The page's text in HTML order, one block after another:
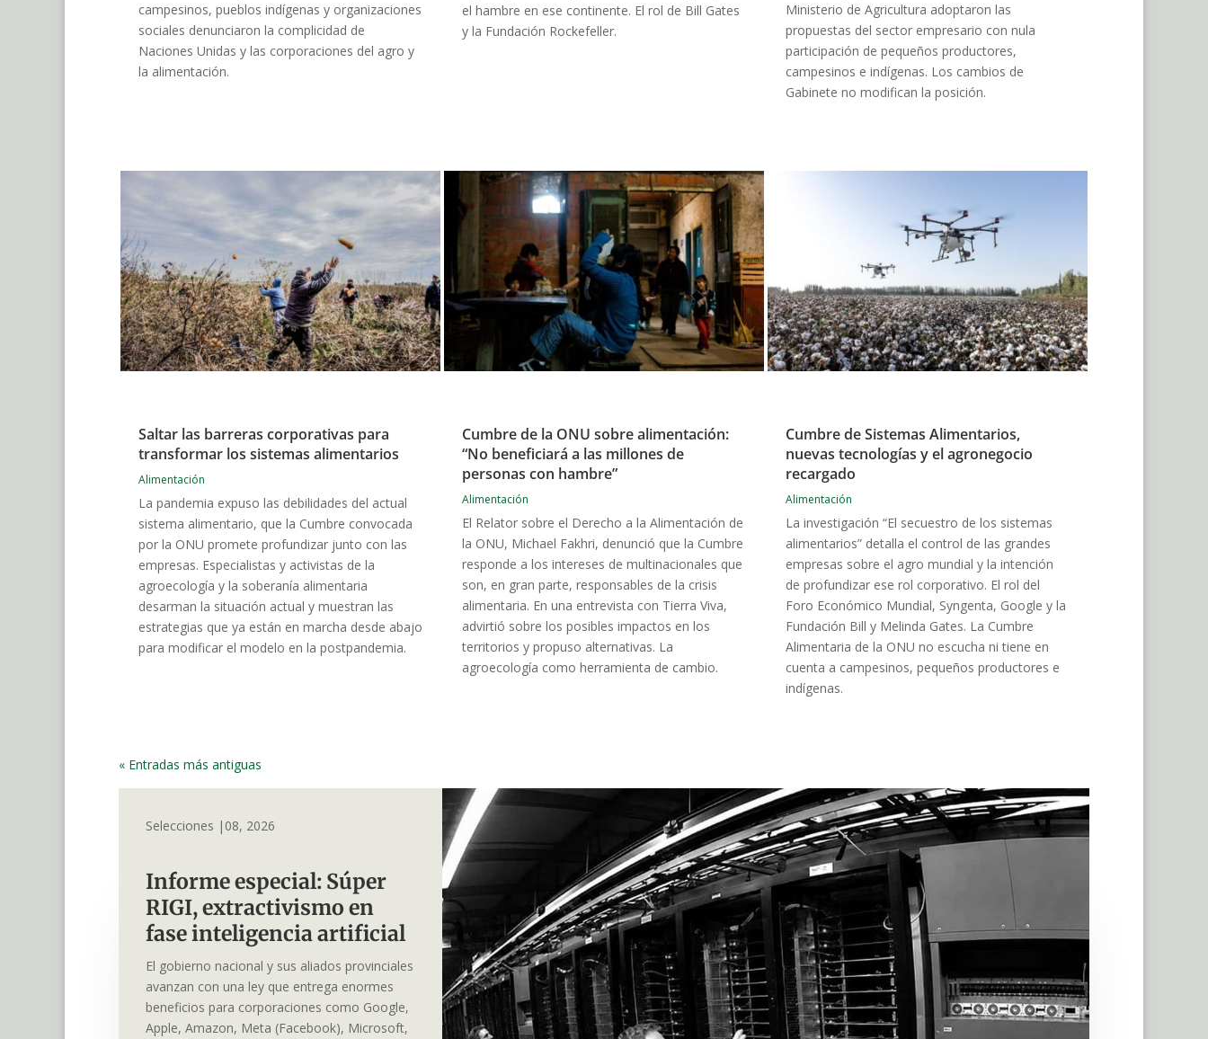
campesinos, pueblos indígenas y organizaciones
sociales denunciaron la complicidad de
Naciones Unidas y las corporaciones del agro y
la alimentación.
el hambre en ese continente. El rol de Bill Gates
y la Fundación Rockefeller.
Ministerio de Agricultura adoptaron las
propuestas del sector empresario con nula
participación de pequeños productores,
campesinos e indígenas. Los cambios de
Gabinete no modifican la posición.
Saltar las barreras corporativas para
transformar los sistemas alimentarios
Alimentación
La pandemia expuso las debilidades del actual
sistema alimentario, que la Cumbre convocada
por la ONU promete profundizar junto con las
empresas. Especialistas y activistas de la
agroecología y la soberanía alimentaria
desarman la situación actual y muestran las
estrategias que ya están en marcha desde abajo
para modificar el modelo en la postpandemia.
Cumbre de la ONU sobre alimentación:
“No beneficiará a las millones de
personas con hambre”
Alimentación
El Relator sobre el Derecho a la Alimentación de
la ONU, Michael Fakhri, denunció que la Cumbre
responde a los intereses de multinacionales que
son, en gran parte, responsables de la crisis
alimentaria. En una entrevista con Tierra Viva,
advirtió sobre los posibles impactos en los
territorios y propuso alternativas. La
agroecología como herramienta de cambio.
Cumbre de Sistemas Alimentarios,
nuevas tecnologías y el agronegocio
recargado
Alimentación
La investigación “El secuestro de los sistemas
alimentarios” detalla el control de las grandes
empresas sobre el agro mundial y la intención
de profundizar ese rol corporativo. El rol del
Foro Económico Mundial, Syngenta, Google y la
Fundación Bill y Melinda Gates. La Cumbre
Alimentaria de la ONU no escucha ni tiene en
cuenta a campesinos, pequeños productores e
indígenas.
« Entradas más antiguas
Selecciones |08, 2026
Informe especial: Súper
RIGI, extractivismo en
fase inteligencia artificial
El gobierno nacional y sus aliados provinciales
avanzan con una ley que entrega enormes
beneficios para corporaciones como Google,
Apple, Amazon, Meta (Facebook), Microsoft,